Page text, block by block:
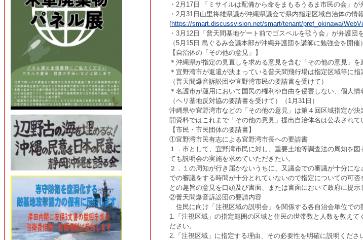
・2月17日 「ミサイルは配備から命をまもるうるま市民の会」
・2月31日山里将雄県議が沖縄県議会で県内指定区域自治体の
(https://smart.discussvision.net/smart/tenant/pref_okinawa/
・3月12日「普天間基地ゲート前でゴスペルを歌う会」が弁護団
（5月15日 島ぐるみ会議本部が沖縄弁護団を講師に勉強会を開催）
【自治体の「その他の意見」】
＊沖縄県が指定の見直しを求める意見を含む「その他の意見」を
＊宜野湾市が返還が決まっている普天間飛行場は指定区域等に
（普天間爆音訴訟団や宜野湾市民の要請書を受けて）
＊名護市が運用において国民の権利や自由を侵害しない、個人
（ヘリ基地反対協の要請書を受けて）（1月31日）
沖縄県や宜野湾市などの「その他の意見」は第４回区域指定が
開資料ではこれまで「その他の意見」提出自治体名は公表されて
【市民・市民団体の要請書】
①宜野湾市民有志による宜野湾市長への要請書
１．市として、宜野湾市民に対し、重要土地等調査法の周知を
ても説明会の実施を求めていただきたい。
２．１の周知が行き届かないうちに、又議会での審議が十分に
での審議をする時間が十分とれていないので指定についての可
との趣旨の意見を口頭及び書面、または書面において政府に提示
②普天間爆音訴訟団の要請内容
住民に向け「注視区域の説明会」を関係する各自治会単位での
1.「注視区域」の指定範囲の区域と住民の世帯数と人数を教え
ださい。
2.「注視区域」に指定する理由、その必要性を明確に説明くださ